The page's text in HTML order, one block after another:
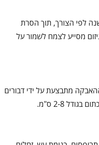
לפי הצורך, תוך הסרת
מסייע לצמח לשמור על
מתבצעת על ידי דבורים
2-8 ס"מ.